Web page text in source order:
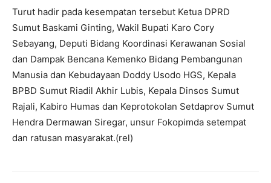
Turut hadir pada kesempatan tersebut Ketua DPRD
Sumut Baskami Ginting, Wakil Bupati Karo Cory
Sebayang, Deputi Bidang Koordinasi Kerawanan Sosial
dan Dampak Bencana Kemenko Bidang Pembangunan
Manusia dan Kebudayaan Doddy Usodo HGS, Kepala
BPBD Sumut Riadil Akhir Lubis, Kepala Dinsos Sumut
Rajali, Kabiro Humas dan Keprotokolan Setdaprov Sumut
Hendra Dermawan Siregar, unsur Fokopimda setempat
dan ratusan masyarakat.(rel)